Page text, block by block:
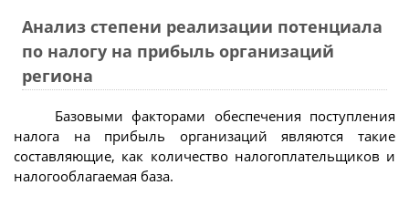
Анализ степени реализации потенциала
по налогу на прибыль организаций
региона
Базовыми факторами обеспечения поступления
налога на прибыль организаций являются такие
составляющие, как количество налогоплательщиков и
налогооблагаемая база.